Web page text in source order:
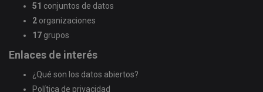
51 conjuntos de datos
2 organizaciones
17 grupos
Enlaces de interés
¿Qué son los datos abiertos?
Política de privacidad